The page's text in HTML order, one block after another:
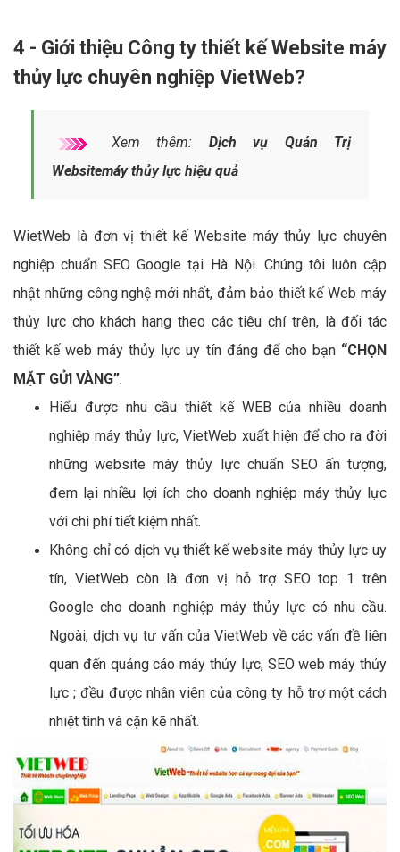
4 - Giới thiệu Công ty thiết kế Website máy
thủy lực chuyên nghiệp VietWeb?
Xem thêm: Dịch vụ Quản Trị
Websitemáy thủy lực hiệu quả
WietWeb là đơn vị thiết kế Website máy thủy lực chuyên
nghiệp chuẩn SEO Google tại Hà Nội. Chúng tôi luôn cập
nhật những công nghệ mới nhất, đảm bảo thiết kế Web máy
thủy lực cho khách hang theo các tiêu chí trên, là đối tác
thiết kế web máy thủy lực uy tín đáng để cho bạn “CHỌN
MẶT GỬI VÀNG”.
Hiểu được nhu cầu thiết kế WEB của nhiều doanh
nghiệp máy thủy lực, VietWeb xuất hiện để cho ra đời
những website máy thủy lực chuẩn SEO ấn tượng,
đem lại nhiều lợi ích cho doanh nghiệp máy thủy lực
với chi phí tiết kiệm nhất.
Không chỉ có dịch vụ thiết kế website máy thủy lực uy
tín, VietWeb còn là đơn vị hỗ trợ SEO top 1 trên
Google cho doanh nghiệp máy thủy lực có nhu cầu.
Ngoài, dịch vụ tư vấn của VietWeb về các vấn đề liên
quan đến quảng cáo máy thủy lực, SEO web máy thủy
lực ; đều được nhân viên của công ty hỗ trợ một cách
nhiệt tình và cặn kẽ nhất.